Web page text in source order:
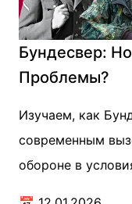
Бундесвер:
Проблемы?
Изучаем, как
современным
обороне в